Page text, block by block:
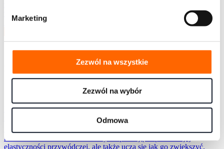
Marketing
Zezwól na wszystkie
Zezwól na wybór
Odmowa
wystąpień…
Sprawdź szczegóły
[POZNAŃ] Przywództwo SLII® Blancharda
Przywództwo SLII®Blancharda to flagowy, wielokrotnie
nagradzany, oryginalny program Blancharda®, oparty na modelu
na świecie. Menedżerowie nie tylko poznają stopień swojej
elastyczności przywódczej, ale także uczą się jak go zwiększyć.